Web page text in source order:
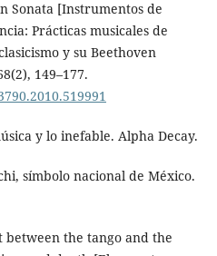
Sonata [Instrumentos de
Prácticas musicales de
y su Beethoven
149–177.
y lo inefable. Alpha Decay.
símbolo nacional de México.
between the tango and the